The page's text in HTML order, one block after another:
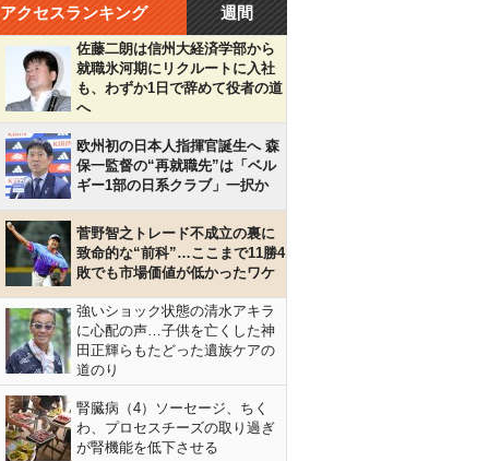
アクセスランキング 週間
佐藤二朗は信州大経済学部から
就職氷河期にリクルートに入社
も、わずか1日で辞めて役者の道
へ
欧州初の日本人指揮官誕生へ 森
保一監督の“再就職先”は「ベル
ギー1部の日系クラブ」一択か
菅野智之トレード不成立の裏に
致命的な“前科”…ここまで11勝4
敗でも市場価値が低かったワケ
強いショック状態の清水アキラ
に心配の声…子供を亡くした神
田正輝らもたどった遺族ケアの
道のり
腎臓病（4）ソーセージ、ちく
わ、プロセスチーズの取り過ぎ
が腎機能を低下させる